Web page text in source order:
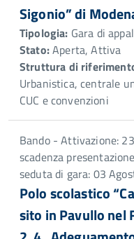
Sigonio” di
Tipologia: Gara di
Stato:Aperta, Attiva
Struttura di
Urbanistica, centrale
CUC e convenzioni
Bando - Attivazione:
scadenza
seduta di gara: 03
Polo scolastico
sito in Pavullo nel